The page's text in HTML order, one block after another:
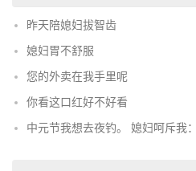
昨天陪媳妇拔智齿
媳妇胃不舒服
您的外卖在我手里呢
你看这口红好不好看
中元节我想去夜钓。 媳妇呵斥我